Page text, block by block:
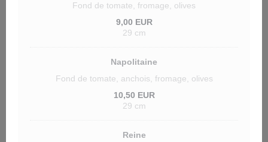
Fond de tomate, fromage, olives
9,00 EUR
29 cm
Napolitaine
Fond de tomate, anchois, fromage, olives
10,50 EUR
29 cm
Reine